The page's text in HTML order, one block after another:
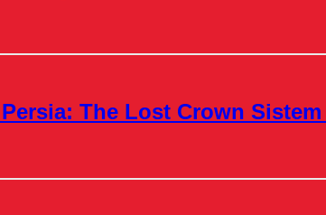
The Lost Crown Sistem